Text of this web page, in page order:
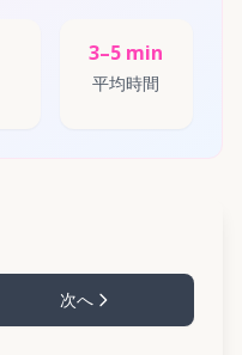
3–5 min
平均時間
次へ